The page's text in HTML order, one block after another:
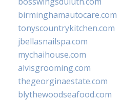
birminghamautocare.com
tonyscountrykitchen.com
jbellasnailspa.com
mychaihouse.com
alvisgrooming.com
thegeorginaestate.com
blythewoodseafood.com